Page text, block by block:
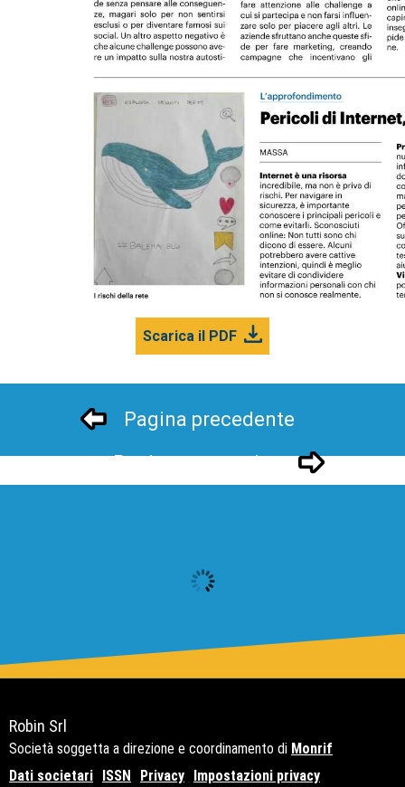
Scarica il PDF
Pagina precedente
Pagina successivo
Robin Srl
Società soggetta a direzione e coordinamento di Monrif
Dati societari ISSN Privacy Impostazioni privacy